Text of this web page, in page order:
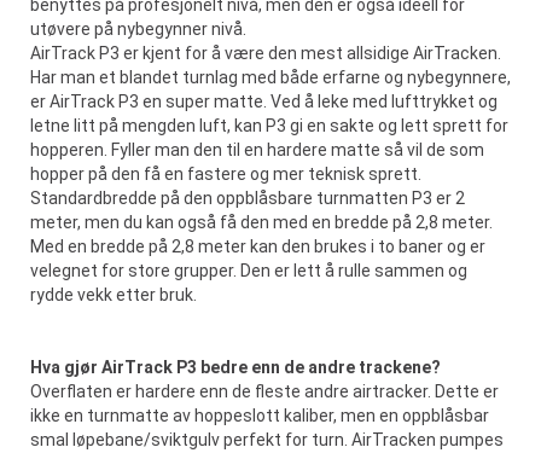
benyttes på profesjonelt nivå, men den er også ideell for
utøvere på nybegynner nivå.
AirTrack P3 er kjent for å være den mest allsidige AirTracken.
Har man et blandet turnlag med både erfarne og nybegynnere,
er AirTrack P3 en super matte. Ved å leke med lufttrykket og
letne litt på mengden luft, kan P3 gi en sakte og lett sprett for
hopperen. Fyller man den til en hardere matte så vil de som
hopper på den få en fastere og mer teknisk sprett.
Standardbredde på den oppblåsbare turnmatten P3 er 2
meter, men du kan også få den med en bredde på 2,8 meter.
Med en bredde på 2,8 meter kan den brukes i to baner og er
velegnet for store grupper. Den er lett å rulle sammen og
rydde vekk etter bruk.
Hva gjør AirTrack P3 bedre enn de andre trackene?
Overflaten er hardere enn de fleste andre airtracker. Dette er
ikke en turnmatte av hoppeslott kaliber, men en oppblåsbar
smal løpebane/sviktgulv perfekt for turn. AirTracken pumpes